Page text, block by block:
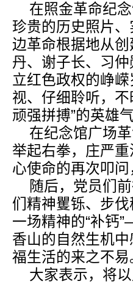
在照金革命纪
珍贵的历史照片
边革命根据地从
丹、谢子长、习
立红色政权的峥
视、仔细聆听，
顽强拼搏”的英雄
在纪念馆广场
举起右拳，庄严
心使命的再次叩
随后，党员们
们精神矍铄、步
一场精神的“补钙
香山的自然生机
福生活的来之不易
大家表示，将